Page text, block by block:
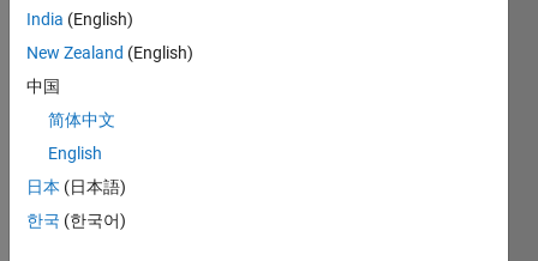
Exchange.
Recuperato
2026.
Riconoscimenti
Ispirato da:
Cone
India (English)
New Zealand (English)
中国
简体中文
English
日本 (日本語)
한국 (한국어)